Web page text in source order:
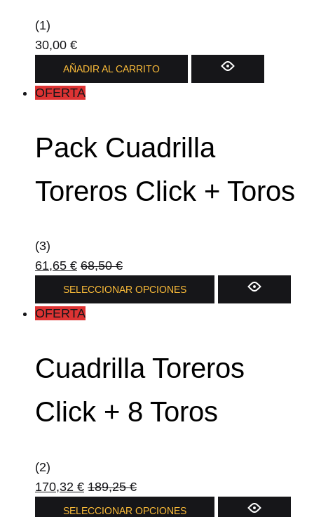
en
(1)
30,00 €
AÑADIR AL CARRITO
OFERTA
Pack Cuadrilla
Toreros Click + Toros
(3)
61,65 € 68,50€
SELECCIONAR OPCIONES
OFERTA
Cuadrilla Toreros
Click + 8 Toros
(2)
170,32 € 189,25€
SELECCIONAR OPCIONES